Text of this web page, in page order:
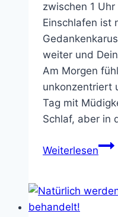
zwischen 1
Einschlafen ist
weiter und
Am Morgen
unkonzentriert
Tag mit
Schlaf, aber in
Weiterlesen
du